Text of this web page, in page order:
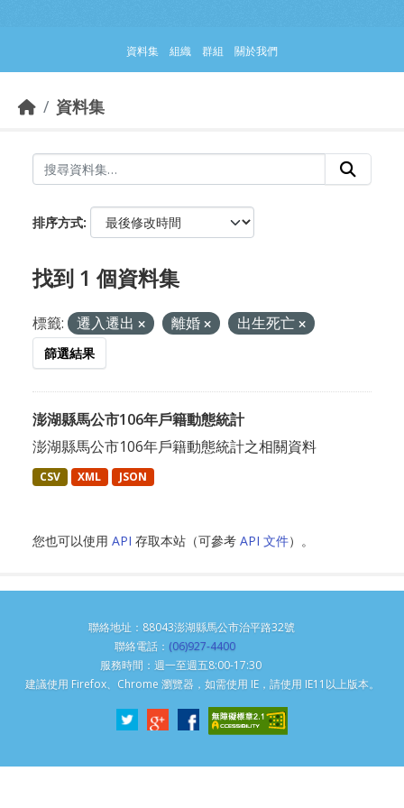
資料集 組織 群組 關於我們
資料集
排序方式
找到 1 個資料集
標籤: 遷入遷出 離婚 出生死亡
篩選結果
澎湖縣馬公市106年戶籍動態統計
澎湖縣馬公市106年戶籍動態統計之相關資料
CSV XML JSON
您也可以使用 API 存取本站（可參考 API 文件）。
聯絡地址：88043澎湖縣馬公市治平路32號
聯絡電話： (06)927-4400
服務時間：週一至週五8:00-17:30
建議使用 Firefox、Chrome 瀏覽器，如需使用 IE，請使用 IE11以上版本。